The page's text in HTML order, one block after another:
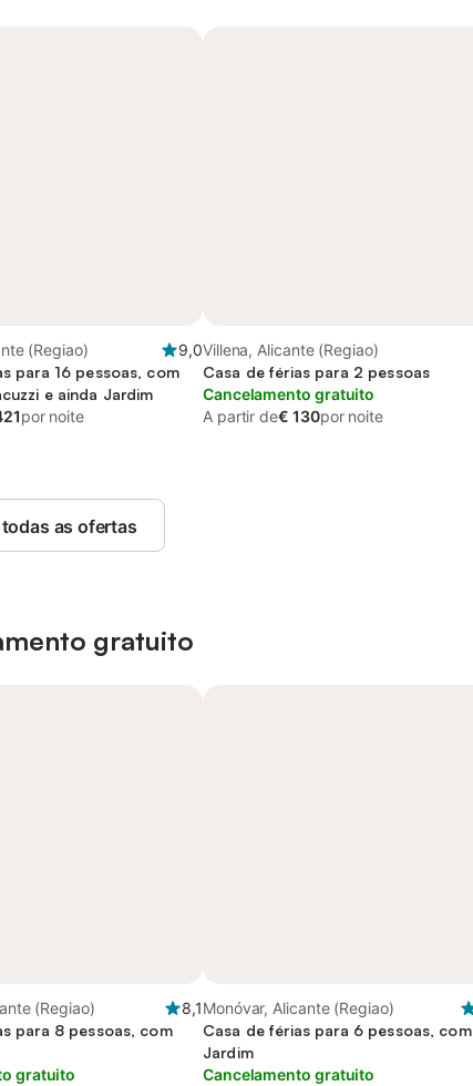
(Regiao)
9,0
para 16 pessoas, com
e ainda Jardim
por noite
Villena, Alicante (Regiao)
Casa de férias para 2 pessoas
Cancelamento gratuito
A partir de€ 130por noite
as ofertas
gratuito
(Regiao)
8,1
para 8 pessoas, com
gratuito
Monóvar, Alicante (Regiao)
Casa de férias para 6 pessoas, com
Jardim
Cancelamento gratuito